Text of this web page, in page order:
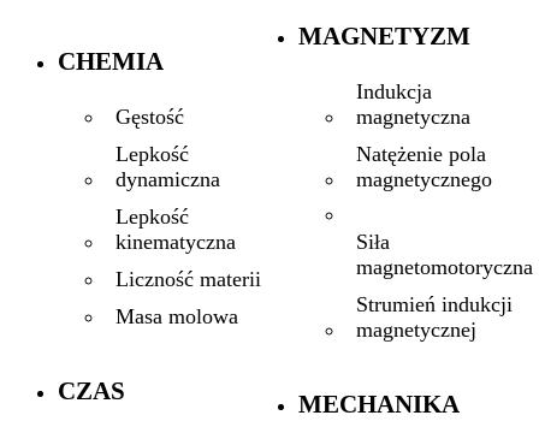
CHEMIA
Gęstość
Lepkość
dynamiczna
Lepkość
kinematyczna
Liczność materii
Masa molowa
CZAS
MAGNETYZM
Indukcja
magnetyczna
Natężenie pola
magnetycznego
Siła
magnetomotoryczna
Strumień indukcji
magnetycznej
MECHANIKA